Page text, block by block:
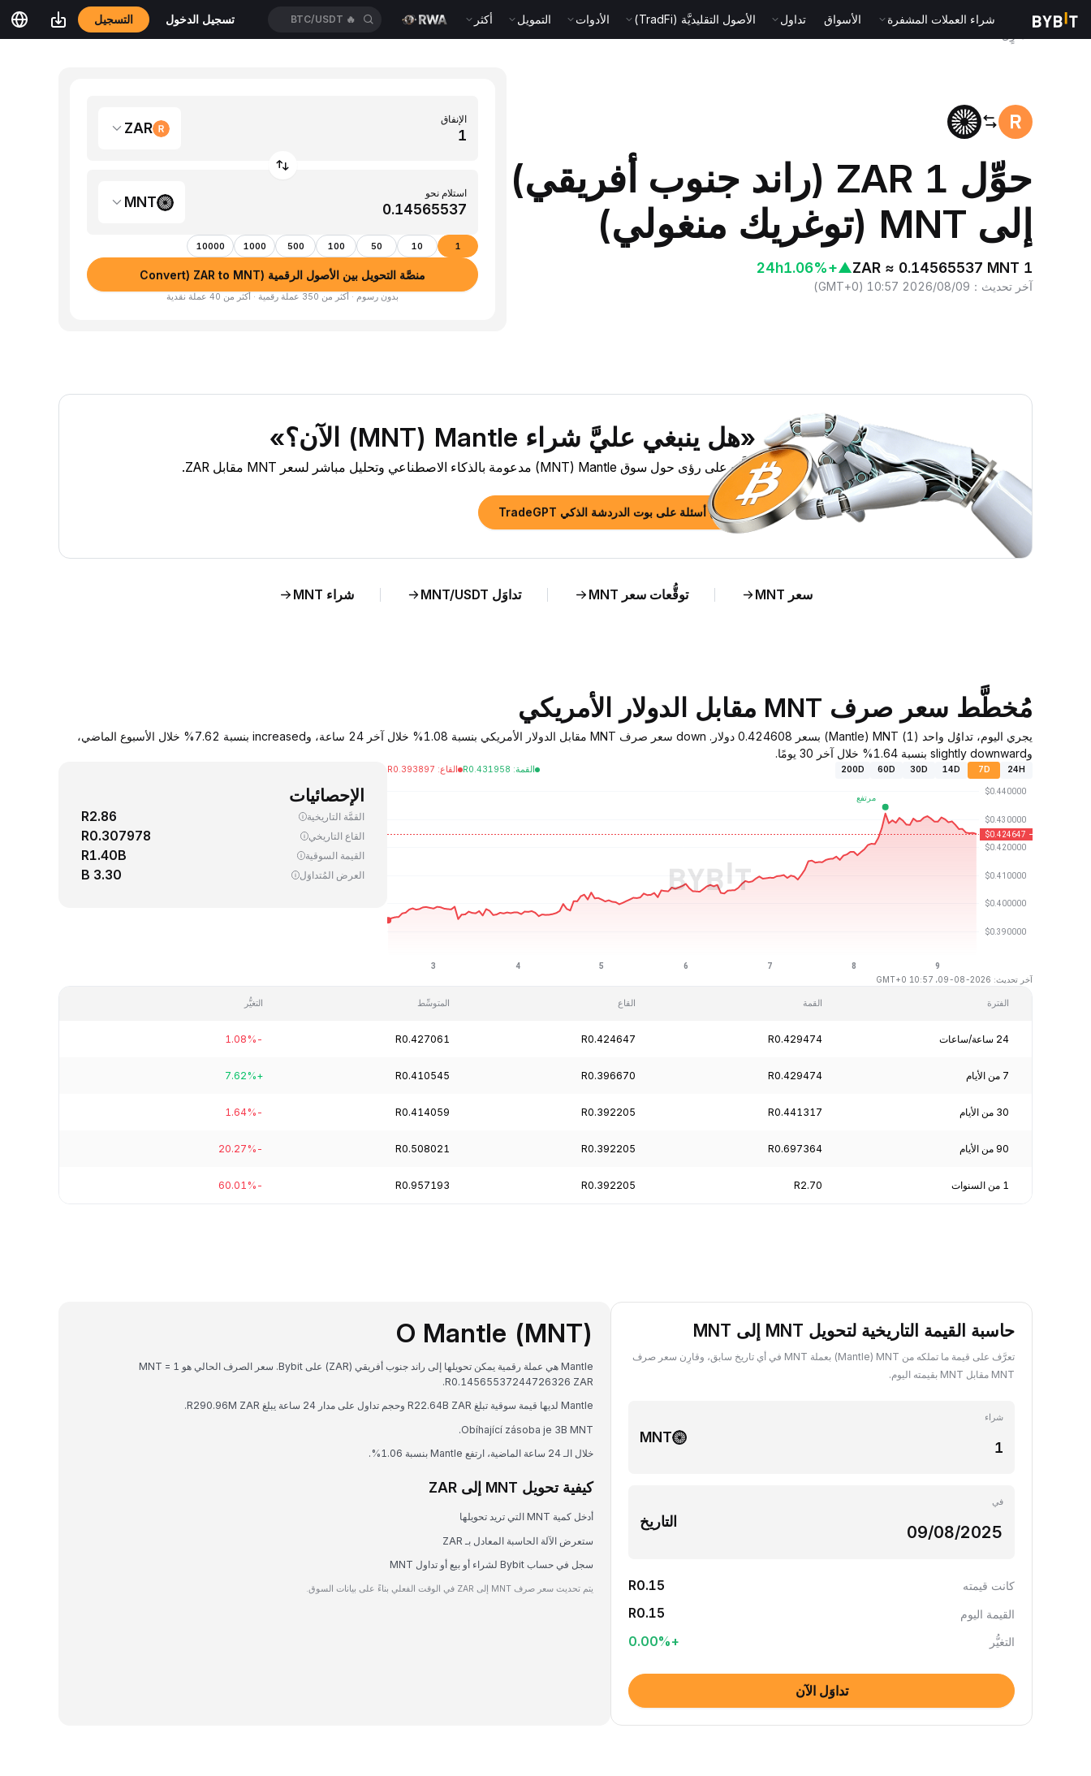
شراء العملات المشفرة الأسواق تداول الأصول التقليديَّة (TradFi) الأدوات التمويل أكثر 🔥
BTC/USDT تسجيل الدخول التسجيل
حوِّل 1 ZAR (راند جنوب أفريقي)
إلى MNT (توغريك منغولي)
1 ZAR ≈ 0.14565537 MNT
▲
+1.06%
24h
آخر تحديث ：
2026/08/09 10:57
(
GMT+0
)
الإنفاق
ZAR
استلام نحو
MNT
1
10
50
100
500
1000
10000
منصَّة التحويل بين الأصول الرقمية (Convert) ZAR to MNT
بدون رسوم · أكثر من 350 عملة رقمية · أكثر من 40 عملة نقدية
«هل ينبغي عليَّ شراء Mantle ‏(MNT) الآن؟»
اطَّلع على رؤى حول سوق Mantle ‏(MNT) مدعومة بالذكاء الاصطناعي وتحليل مباشر لسعر MNT مقابل ZAR.
اطرح أسئلة على بوت الدردشة الذكي TradeGPT
سعر MNT توقُّعات سعر MNT تداوَل MNT/USDT شراء MNT
مُخطَّط سعر صرف MNT مقابل الدولار الأمريكي
يجري اليوم، تداوُل واحد (1) MNT ‏(Mantle) بسعر 0.424608 دولار. down سعر صرف MNT مقابل الدولار الأمريكي بنسبة 1.08% خلال آخر 24 ساعة، وincreased بنسبة 7.62% خلال الأسبوع الماضي،
وslightly downward بنسبة 1.64% خلال آخر 30 يومًا.
24H
7D
14D
30D
60D
200D القمة:
R0.431958 القاع:
R0.393897
آخر تحديث: 2026-08-09، 10:57 GMT+0
الإحصائيات
القمَّة التاريخية R2.86
القاع التاريخي R0.307978
القيمة السوقية R1.40B
العرض المُتداوَل 3.30 B
الفترة القمة القاع المتوسِّط التغيُّر
24 ساعة/ساعات R0.429474
R0.424647
R0.427061
-1.08%
7 من الأيام R0.429474
R0.396670
R0.410545
+7.62%
30 من الأيام R0.441317
R0.392205
R0.414059
-1.64%
90 من الأيام R0.697364
R0.392205
R0.508021
-20.27%
1 من السنوات R2.70
R0.392205
R0.957193
-60.01%
حاسبة القيمة التاريخية لتحويل MNT إلى MNT
تعرَّف على قيمة ما تملكه من MNT ‏(Mantle) بعملة MNT في أي تاريخ سابق، وقارِن سعر صرف
MNT مقابل MNT بقيمته اليوم.
شراء
MNT
في
التاريخ
كانت قيمته R0.15
القيمة اليوم R0.15
التغيُّر +
0.00%
تداوَل الآن
O Mantle (MNT)
Mantle هي عملة رقمية يمكن تحويلها إلى راند جنوب أفريقي (ZAR) على Bybit. سعر الصرف الحالي هو 1 MNT =
R0.14565537244726326 ZAR.
Mantle لديها قيمة سوقية تبلغ R22.64B ZAR وحجم تداول على مدار 24 ساعة يبلغ R290.96M ZAR.
Obíhající zásoba je 3B MNT.
خلال الـ 24 ساعة الماضية، ارتفع Mantle بنسبة 1.06%.
كيفية تحويل MNT إلى ZAR
أدخل كمية MNT التي تريد تحويلها
ستعرض الآلة الحاسبة المعادل بـ ZAR
سجل في حساب Bybit لشراء أو بيع أو تداول MNT
يتم تحديث سعر صرف MNT إلى ZAR في الوقت الفعلي بناءً على بيانات السوق.